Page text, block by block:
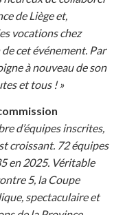
de Liège et,
vocations chez
cet événement. Par
à nouveau de son
et tous ! »
d’équipes inscrites,
croissant. 72 équipes
en 2025. Véritable
5, la Coupe
spectaculaire et